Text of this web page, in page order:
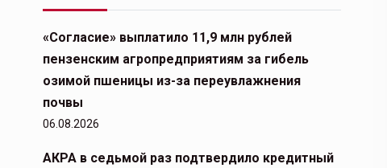
«Согласие» выплатило 11,9 млн рублей
пензенским агропредприятиям за гибель
озимой пшеницы из-за переувлажнения
почвы
06.08.2026
АКРА в седьмой раз подтвердило кредитный